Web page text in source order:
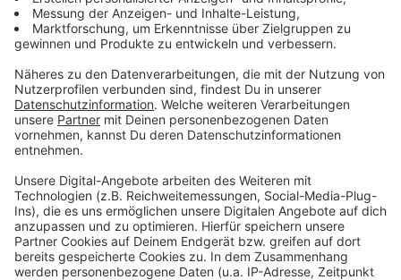
Stadtradeln
Hier könnt ihr euch direkt für das Antenne-Düsseldorf-
Team anmelden
Anzeige